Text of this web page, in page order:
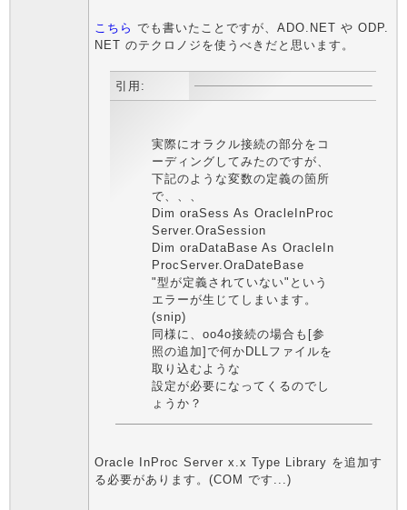
こちら でも書いたことですが、ADO.NET や ODP.
NET のテクロノジを使うべきだと思います。
引用:
実際にオラクル接続の部分をコ
ーディングしてみたのですが、
下記のような変数の定義の箇所
で、、、
Dim oraSess As OracleInProc
Server.OraSession
Dim oraDataBase As OracleIn
ProcServer.OraDateBase
"型が定義されていない"という
エラーが生じてしまいます。
(snip)
同様に、oo4o接続の場合も[参
照の追加]で何かDLLファイルを
取り込むような
設定が必要になってくるのでし
ょうか？
Oracle InProc Server x.x Type Library を追加す
る必要があります。(COM です...)